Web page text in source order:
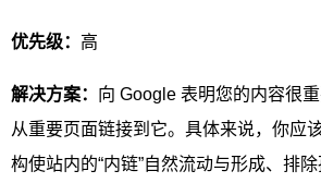
优先级： 高
解决方案： 向 Google 表明您的内容很
从重要页面链接到它。具体来说，你应
构使站内的“内链”自然流动与形成、排除